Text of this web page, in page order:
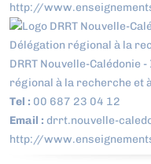
http://
DRRT Nouvelle-Calédonie
régional à la recherche et
Tel : 00 687 23 04 12
Email : drrt.nouvelle-
http://